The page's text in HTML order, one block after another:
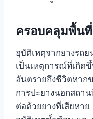
ครอบคลุมพื้น
อุบัติเหตุจากยางรถย
เป็นเหตุการณ์ที่เกิด
อันตรายถึงชีวิตหาก
การปะยางนอกสถา
ต่อด้วยยางที่เสียหาย